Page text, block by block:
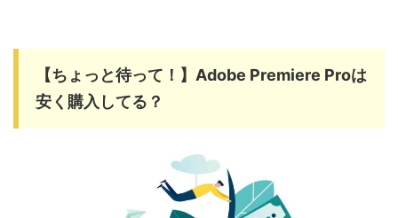
【ちょっと待って！】Adobe Premiere Proは
安く購入してる？